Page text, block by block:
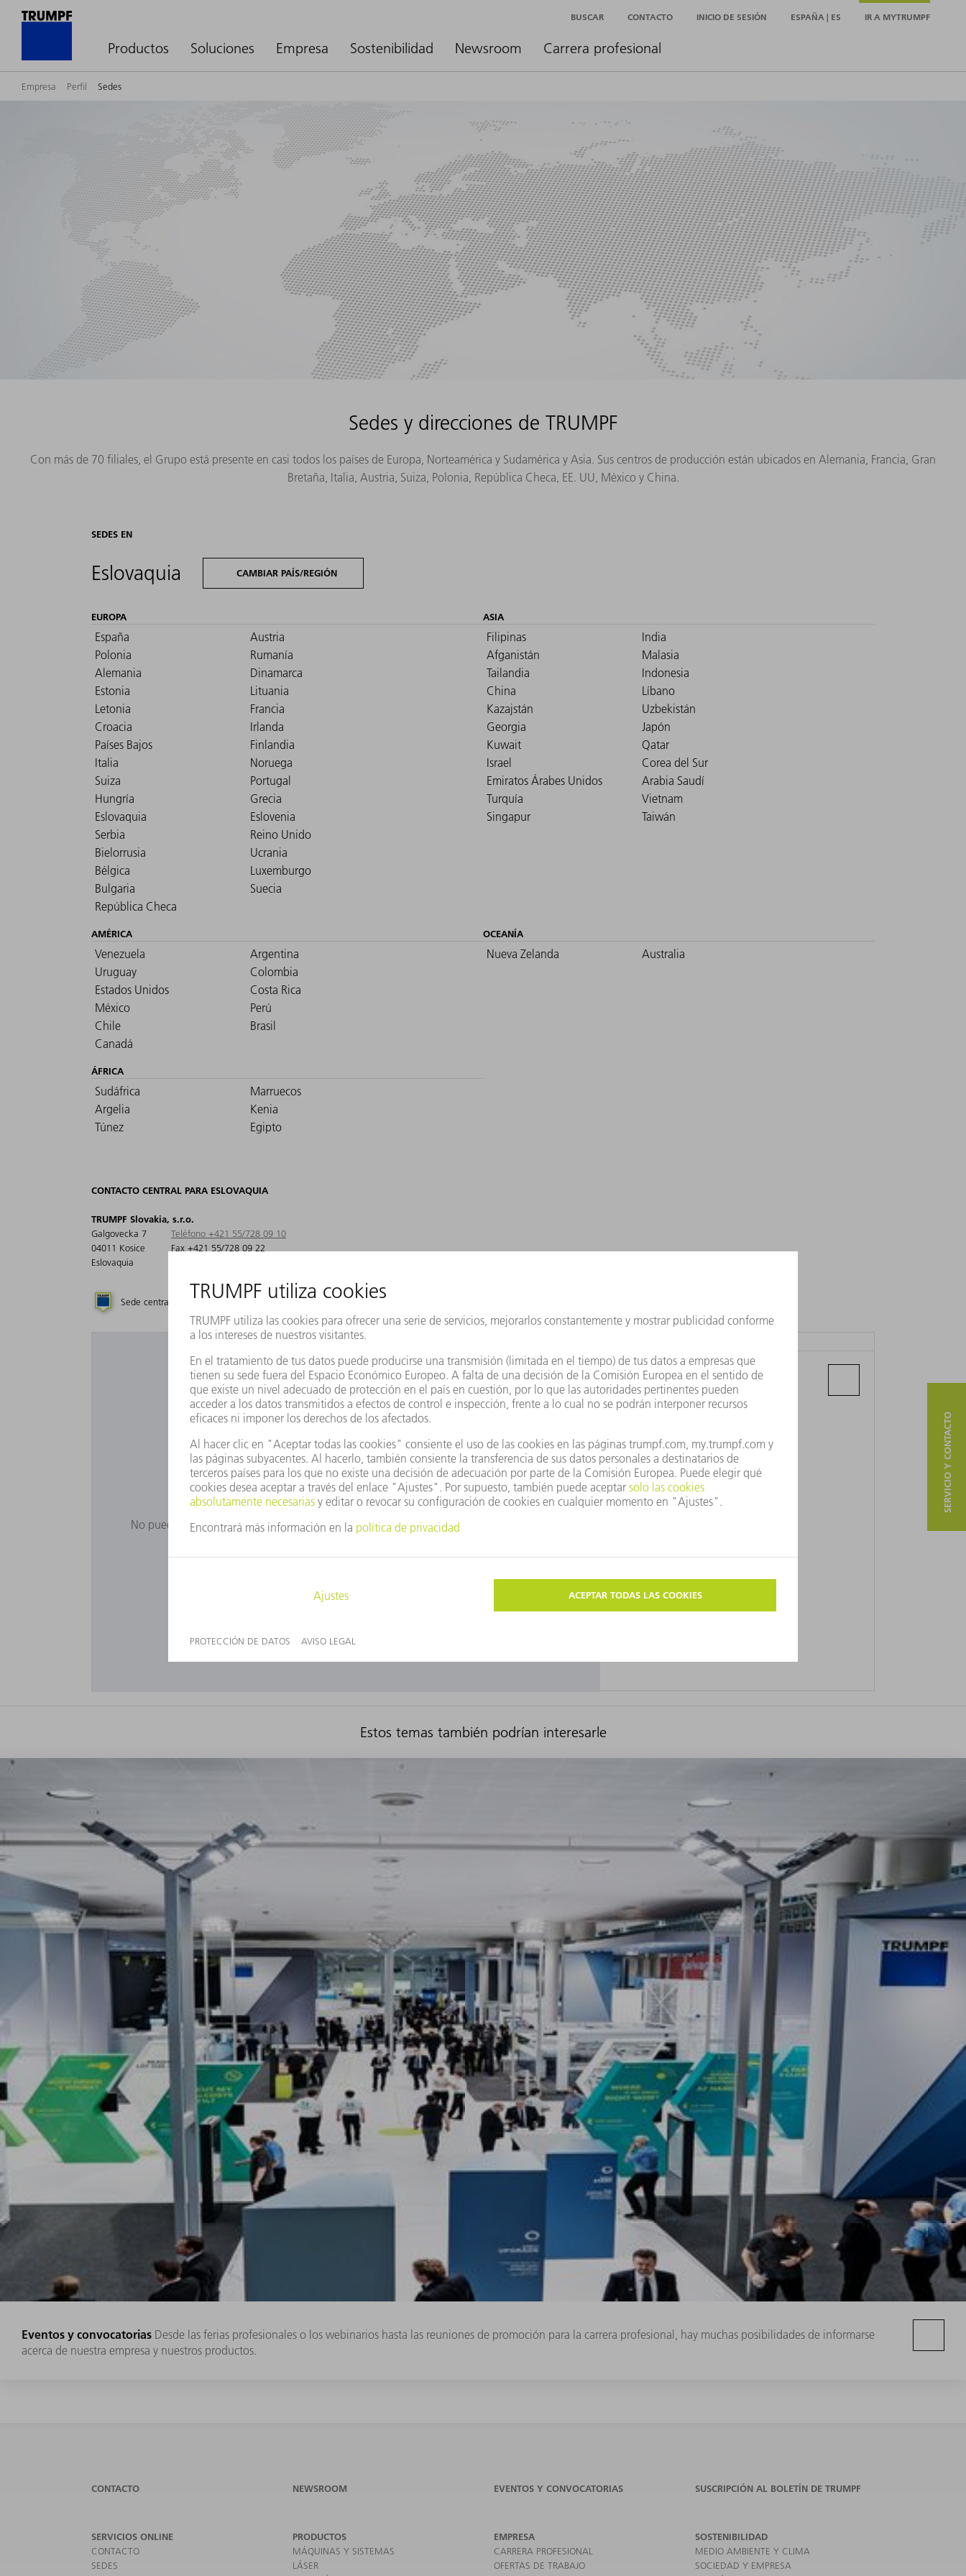
Productos Soluciones Empresa Sostenibilidad Newsroom Carrera profesional
BUSCAR CONTACTO INICIO DE SESIÓN ESPAÑA | ES IR A MYTRUMPF
Empresa Perfil Sedes
Sedes y direcciones de TRUMPF
Con más de 70 filiales, el Grupo está presente en casi todos los países de Europa, Norteamérica y Sudamérica y Asia. Sus centros de producción están ubicados en Alemania, Francia, Gran
Bretaña, Italia, Austria, Suiza, Polonia, República Checa, EE. UU, México y China.
SEDES EN
Eslovaquia CAMBIAR PAÍS/REGIÓN
EUROPA
España
Austria
Polonia
Rumanía
Alemania
Dinamarca
Estonia
Lituania
Letonia
Francia
Croacia
Irlanda
Países Bajos
Finlandia
Italia
Noruega
Suiza
Portugal
Hungría
Grecia
Eslovaquia
Eslovenia
Serbia
Reino Unido
Bielorrusia
Ucrania
Bélgica
Luxemburgo
Bulgaria
Suecia
República Checa
ASIA
Filipinas
India
Afganistán
Malasia
Tailandia
Indonesia
China
Líbano
Kazajstán
Uzbekistán
Georgia
Japón
Kuwait
Qatar
Israel
Corea del Sur
Emiratos Árabes Unidos
Arabia Saudí
Turquía
Vietnam
Singapur
Taiwán
AMÉRICA
Venezuela
Argentina
Uruguay
Colombia
Estados Unidos
Costa Rica
México
Perú
Chile
Brasil
Canadá
OCEANÍA
Nueva Zelanda Australia
ÁFRICA
Sudáfrica
Marruecos
Argelia
Kenia
Túnez
Egipto
CONTACTO CENTRAL PARA ESLOVAQUIA
TRUMPF Slovakia, s.r.o.
Galgovecka 7
04011 Kosice
Eslovaquia
Teléfono +421 55/728 09 10
Fax +421 55/728 09 22
Sede central Filial Representante Cambiar país/región
¿Desea utilizar Google Maps?
No puede ver Google Maps porque no ha aceptado nuestras cookies. Por favor, ajuste su
TRUMPF SLOVAKIA, S.R.O.
Galgovecka 7
04011 Kosice
Estos temas también podrían interesarle
Eventos y convocatorias Desde las ferias profesionales o los webinarios hasta las reuniones de promoción para la carrera profesional, hay muchas posibilidades de informarse
acerca de nuestra empresa y nuestros productos.
SERVICIO Y CONTACTO
CONTACTO NEWSROOM EVENTOS Y CONVOCATORIAS SUSCRIPCIÓN AL BOLETÍN DE TRUMPF
SERVICIOS ONLINE
CONTACTO
SEDES
PRODUCTOS
MÁQUINAS Y SISTEMAS
LÁSER
EMPRESA
CARRERA PROFESIONAL
OFERTAS DE TRABAJO
SOSTENIBILIDAD
MEDIO AMBIENTE Y CLIMA
SOCIEDAD Y EMPRESA